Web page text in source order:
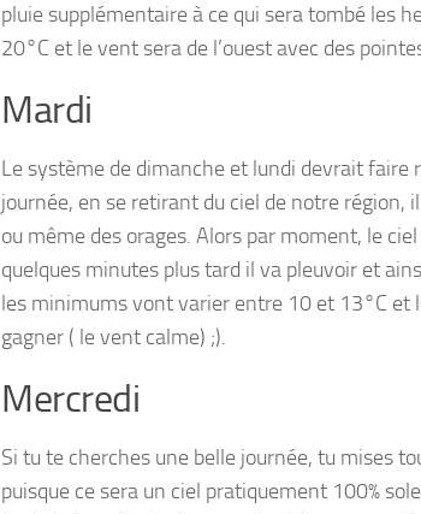
pluie supplémentaire à ce qui sera tombé les
20°C et le vent sera de l’ouest avec des
Mardi
Le système de dimanche et lundi devrait faire
journée, en se retirant du ciel de notre région,
ou même des orages. Alors par moment, le
quelques minutes plus tard il va pleuvoir et
les minimums vont varier entre 10 et 13°C et
gagner ( le vent calme) ;).
Mercredi
Si tu te cherches une belle journée, tu mises
puisque ce sera un ciel pratiquement 100%